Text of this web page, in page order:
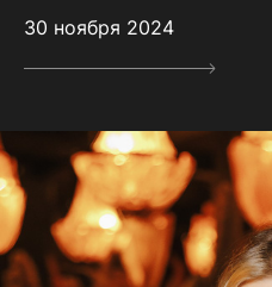
30 ноября 2024